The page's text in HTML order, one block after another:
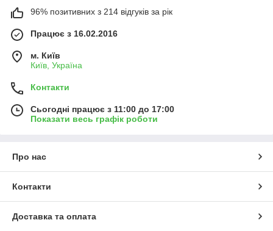
96% позитивних з 214 відгуків за рік
Працює з 16.02.2016
м. Київ
Київ, Україна
Контакти
Сьогодні працює з 11:00 до 17:00
Показати весь графік роботи
Про нас
Контакти
Доставка та оплата